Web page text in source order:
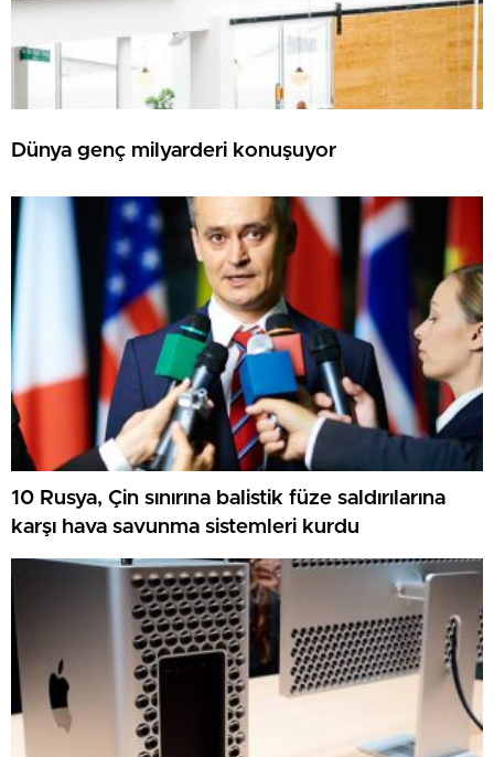
Dünya genç milyarderi konuşuyor
10 Rusya, Çin sınırına balistik füze saldırılarına
karşı hava savunma sistemleri kurdu